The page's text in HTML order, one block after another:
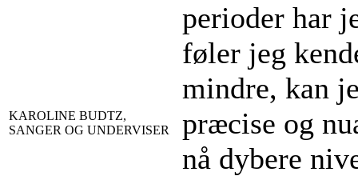
KAROLINE BUDTZ,
SANGER OG UNDERVISER
perioder har
føler jeg
mindre, kan
præcise og
nå dybere